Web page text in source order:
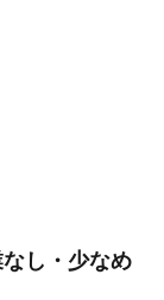
し・少なめ